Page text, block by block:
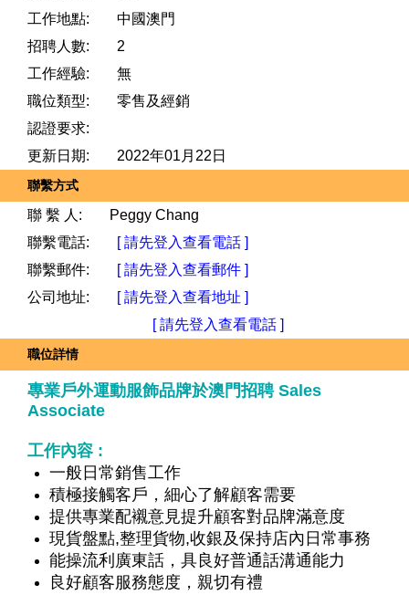
工作地點:
中國澳門
招聘人數:
2
工作經驗:
無
職位類型:
零售及經銷
認證要求:
更新日期:
2022年01月22日
聯繫方式
聯 繫 人:
Peggy Chang
聯繫電話:
[ 請先登入查看電話 ]
聯繫郵件:
[ 請先登入查看郵件 ]
公司地址:
[ 請先登入查看地址 ]
[ 請先登入查看電話 ]
職位詳情
專業戶外運動服飾品牌於澳門招聘 Sales ​
Associate
工作內容 :
一般日常銷售工作
積極接觸客戶，細心了解顧客需要
提供專業配襯意見提升顧客對品牌滿意度
現貨盤點,整理貨物,收銀及保持店內日常事務
能操流利廣東話，具良好普通話溝通能力
良好顧客服務態度，親切有禮